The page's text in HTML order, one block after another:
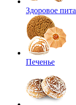
Здоровое
Печенье